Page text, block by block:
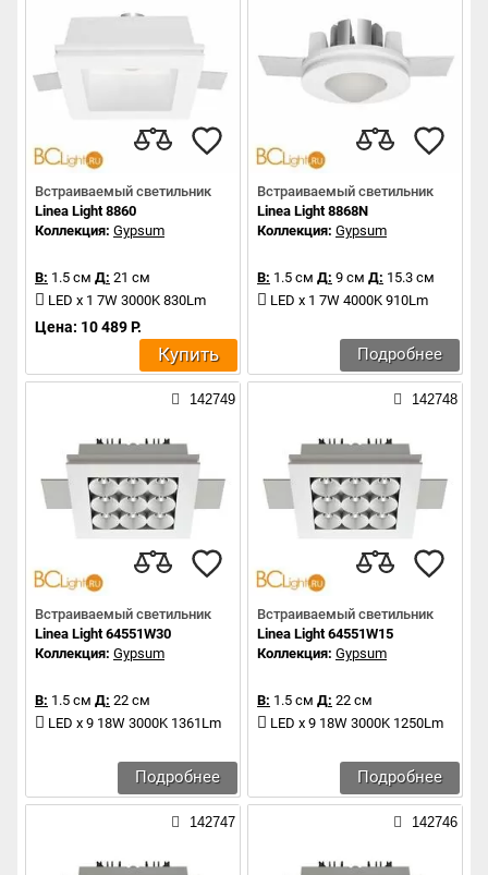
Встраиваемый светильник
Linea Light 8860
Коллекция: Gypsum
В: 1.5 см Д: 21 см
LED x 1 7W 3000K 830Lm
Цена: 10 489 Р.
Купить
Встраиваемый светильник
Linea Light 8868N
Коллекция: Gypsum
В: 1.5 см Д: 9 см Д: 15.3 см
LED x 1 7W 4000K 910Lm
Подробнее
142749
Встраиваемый светильник
Linea Light 64551W30
Коллекция: Gypsum
В: 1.5 см Д: 22 см
LED x 9 18W 3000K 1361Lm
Подробнее
142748
Встраиваемый светильник
Linea Light 64551W15
Коллекция: Gypsum
В: 1.5 см Д: 22 см
LED x 9 18W 3000K 1250Lm
Подробнее
142747 142746